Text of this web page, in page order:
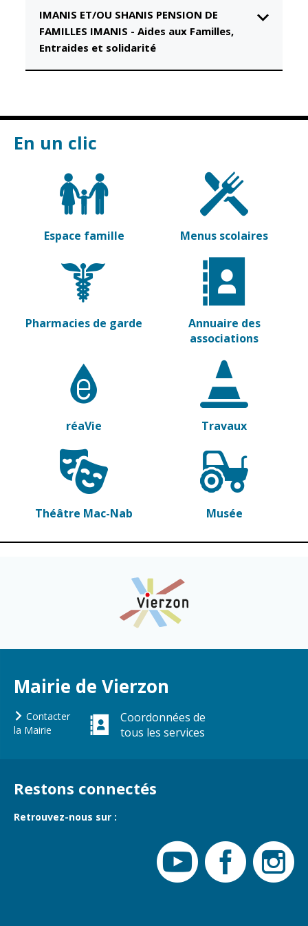
CCAS
Conseil
d'administration
seniors
Santé
Centre de
santé
Contrat local
de santé
Établissements
de soins
Pharmacies de
garde
Culture
Espace
Rollinat
Décale
Conservatoire
Ateliers arts
plastiques
Médiathèque
Musée
Not'île
Découvrir
Vierzon
Archives du
vendredi
Sports
Piscine Charles
Moreira
Équipements
sportifs
Associations
Annuaire des
Environnement
Propreté et
déchets
Réglementation
Transports
citoyenneté
Conseils de
IMANIS ET/OU SHANIS PENSION DE
FAMILLES IMANIS -Aides aux Familles,
Entraides et solidarité
En un clic
Espace famille Menus scolaires
Pharmacies de garde
Annuaire des
associations
réaVie Travaux
Théâtre Mac-Nab Musée
Mairie de Vierzon
Contacter
la Mairie
Coordonnées de
tous les services
Restons connectés
Retrouvez-nous sur :